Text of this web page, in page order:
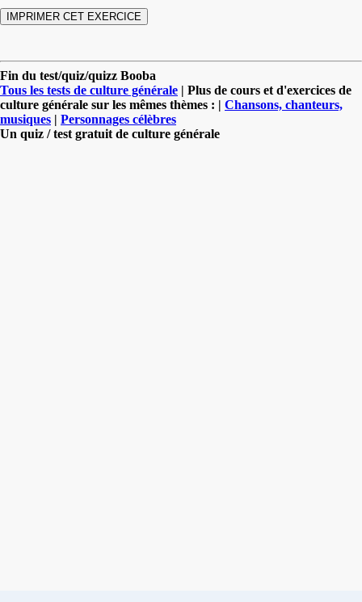
Fin du test/quiz/quizz Booba
Tous les tests de culture générale | Plus de cours et d'exercices de
culture générale sur les mêmes thèmes : | Chansons, chanteurs,
musiques | Personnages célèbres
Un quiz / test gratuit de culture générale